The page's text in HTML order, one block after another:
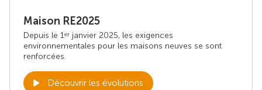
Maison RE2025
Depuis le 1er janvier 2025, les exigences
environnementales pour les maisons neuves se sont
renforcées.
Découvrir les évolutions